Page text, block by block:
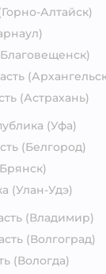
Алтайск)
(Астрахань)
(Уфа)
(Белгород)
(Улан-Удэ)
(Владимир)
(Волгоград)
(Вологда)